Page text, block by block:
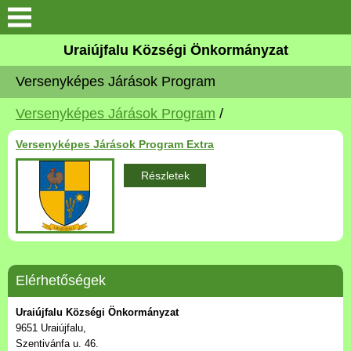
Köszöntő
Elérhetőségek
Uraiújfalu
Önkormányzat
Közös Önkormányzati
Hivatal
Választási információk
Versenyképes Járások
Program
Uraiújfalu Községi Önkormányzat
Versenyképes Járások Program
Versenyképes Járások Program /
Versenyképes Járások Program Extra
Részletek
Elérhetőségek
Uraiújfalu Községi Önkormányzat
9651 Uraiújfalu,
Szentivánfa u. 46.